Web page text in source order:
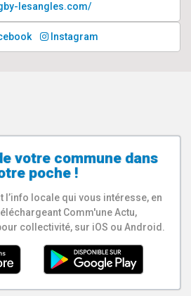
lesangles.com/
Instagram
votre commune dans
poche !
l’info locale qui vous intéresse, en
Comm'une Actu,
collectivité, sur iOS ou Android.